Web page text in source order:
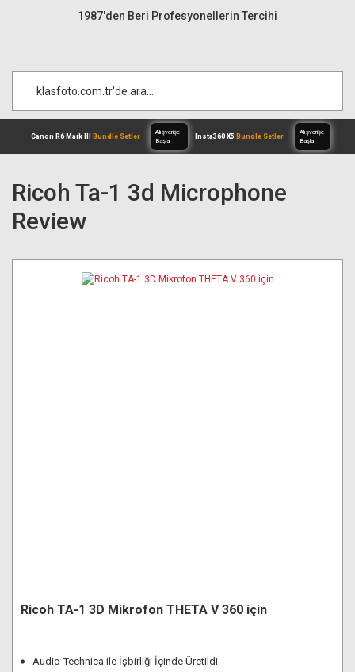
1987'den Beri Profesyonellerin Tercihi
Canon R6 Mark III
Ricoh Ta-1 3d Microphone
Review
Ricoh TA-1 3D Mikrofon THETA V 360 için
Audio-Technica ile İşbirliği İçinde Üretildi